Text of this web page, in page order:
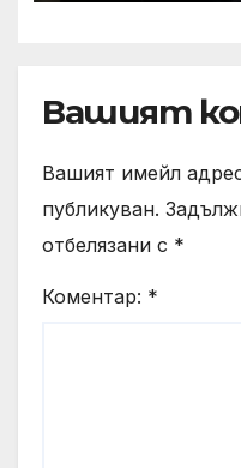
управление
Вашият
Вашият имейл
публикуван.
отбелязани с *
Коментар: *